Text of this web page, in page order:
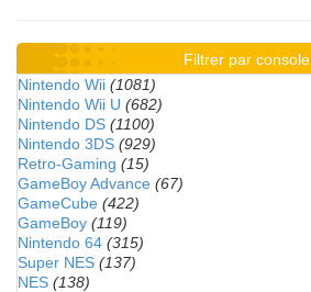
Filtrer par console
Nintendo Wii (1081)
Nintendo Wii U (682)
Nintendo DS (1100)
Nintendo 3DS (929)
Retro-Gaming (15)
GameBoy Advance (67)
GameCube (422)
GameBoy (119)
Nintendo 64 (315)
Super NES (137)
NES (138)